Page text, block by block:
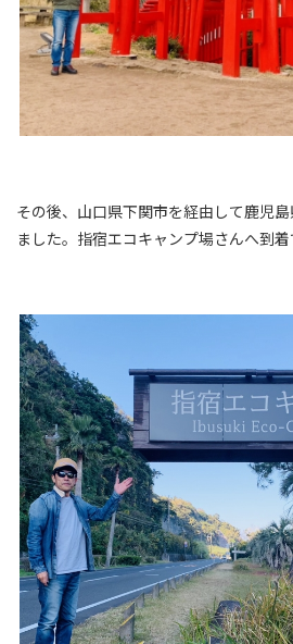
その後、山口県下関市を経由して鹿児
ました。指宿エコキャンプ場さんへ到着